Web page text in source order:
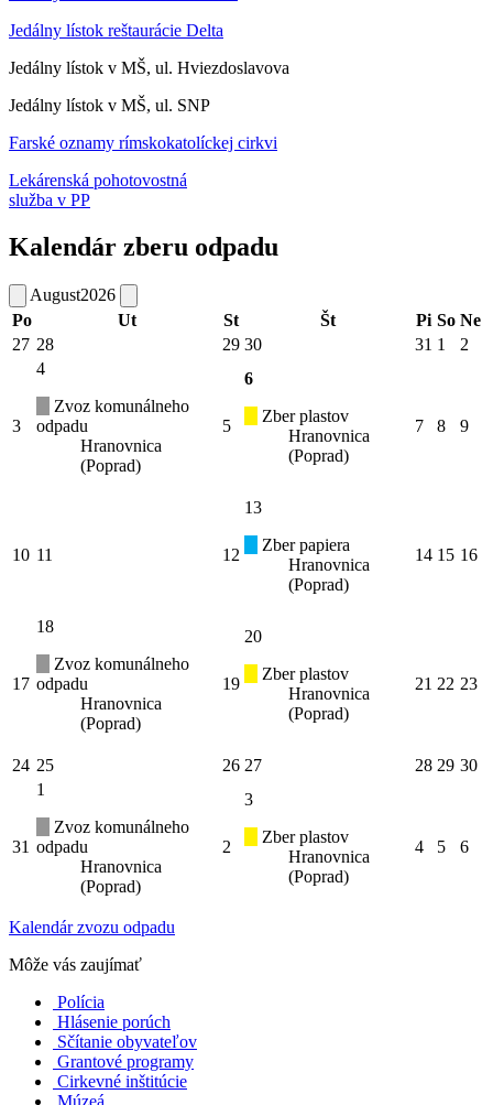
Jedálny lístok reštaurácie Delta
Jedálny lístok v MŠ, ul. Hviezdoslavova
Jedálny lístok v MŠ, ul. SNP
Farské oznamy rímskokatolíckej cirkvi
Lekárenská pohotovostná
služba v PP
Kalendár zberu odpadu
August2026
Po
Ut St Št Pi So Ne
27 28 29 30 31 1 2
3
4
Zvoz komunálneho
odpadu
Hranovnica
(Poprad)
5
6
Zber plastov
Hranovnica
(Poprad)
7 8 9
10 11 12
13
Zber papiera
Hranovnica
(Poprad)
14 15 16
17
18
Zvoz komunálneho
odpadu
Hranovnica
(Poprad)
19
20
Zber plastov
Hranovnica
(Poprad)
21 22 23
24 25 26 27 28 29 30
31
1
Zvoz komunálneho
odpadu
Hranovnica
(Poprad)
2
3
Zber plastov
Hranovnica
(Poprad)
4 5 6
Kalendár zvozu odpadu
Môže vás zaujímať
Polícia
Hlásenie porúch
Sčítanie obyvateľov
Grantové programy
Cirkevné inštitúcie
Múzeá